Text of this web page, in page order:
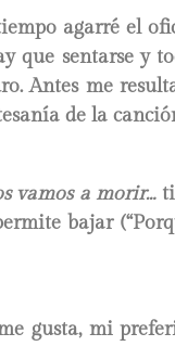
agarré el
que sentarse y
Antes me
de la
vamos a morir…
bajar
gusta, mi